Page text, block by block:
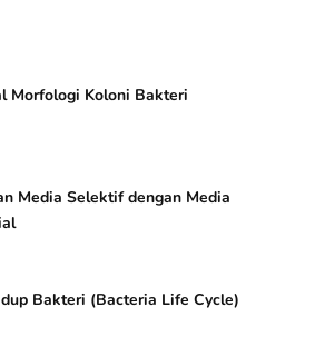
Morfologi Koloni Bakteri
Media Selektif dengan Media
Bakteri (Bacteria Life Cycle)